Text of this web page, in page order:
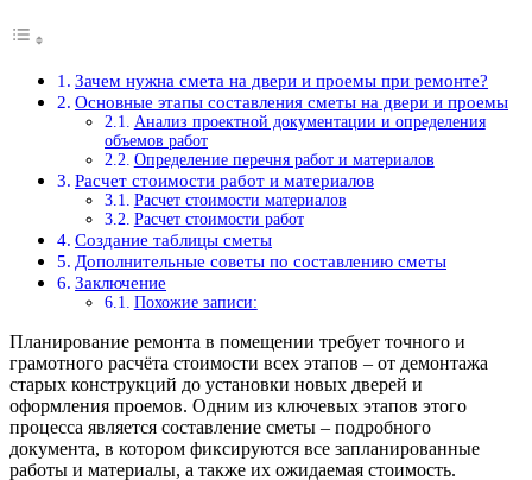
Зачем нужна смета на двери и проемы при ремонте?
Основные этапы составления сметы на двери и проемы
Анализ проектной документации и определения
объемов работ
Определение перечня работ и материалов
Расчет стоимости работ и материалов
Расчет стоимости материалов
Расчет стоимости работ
Создание таблицы сметы
Дополнительные советы по составлению сметы
Заключение
Похожие записи:
Планирование ремонта в помещении требует точного и
грамотного расчёта стоимости всех этапов – от демонтажа
старых конструкций до установки новых дверей и
оформления проемов. Одним из ключевых этапов этого
процесса является составление сметы – подробного
документа, в котором фиксируются все запланированные
работы и материалы, а также их ожидаемая стоимость.